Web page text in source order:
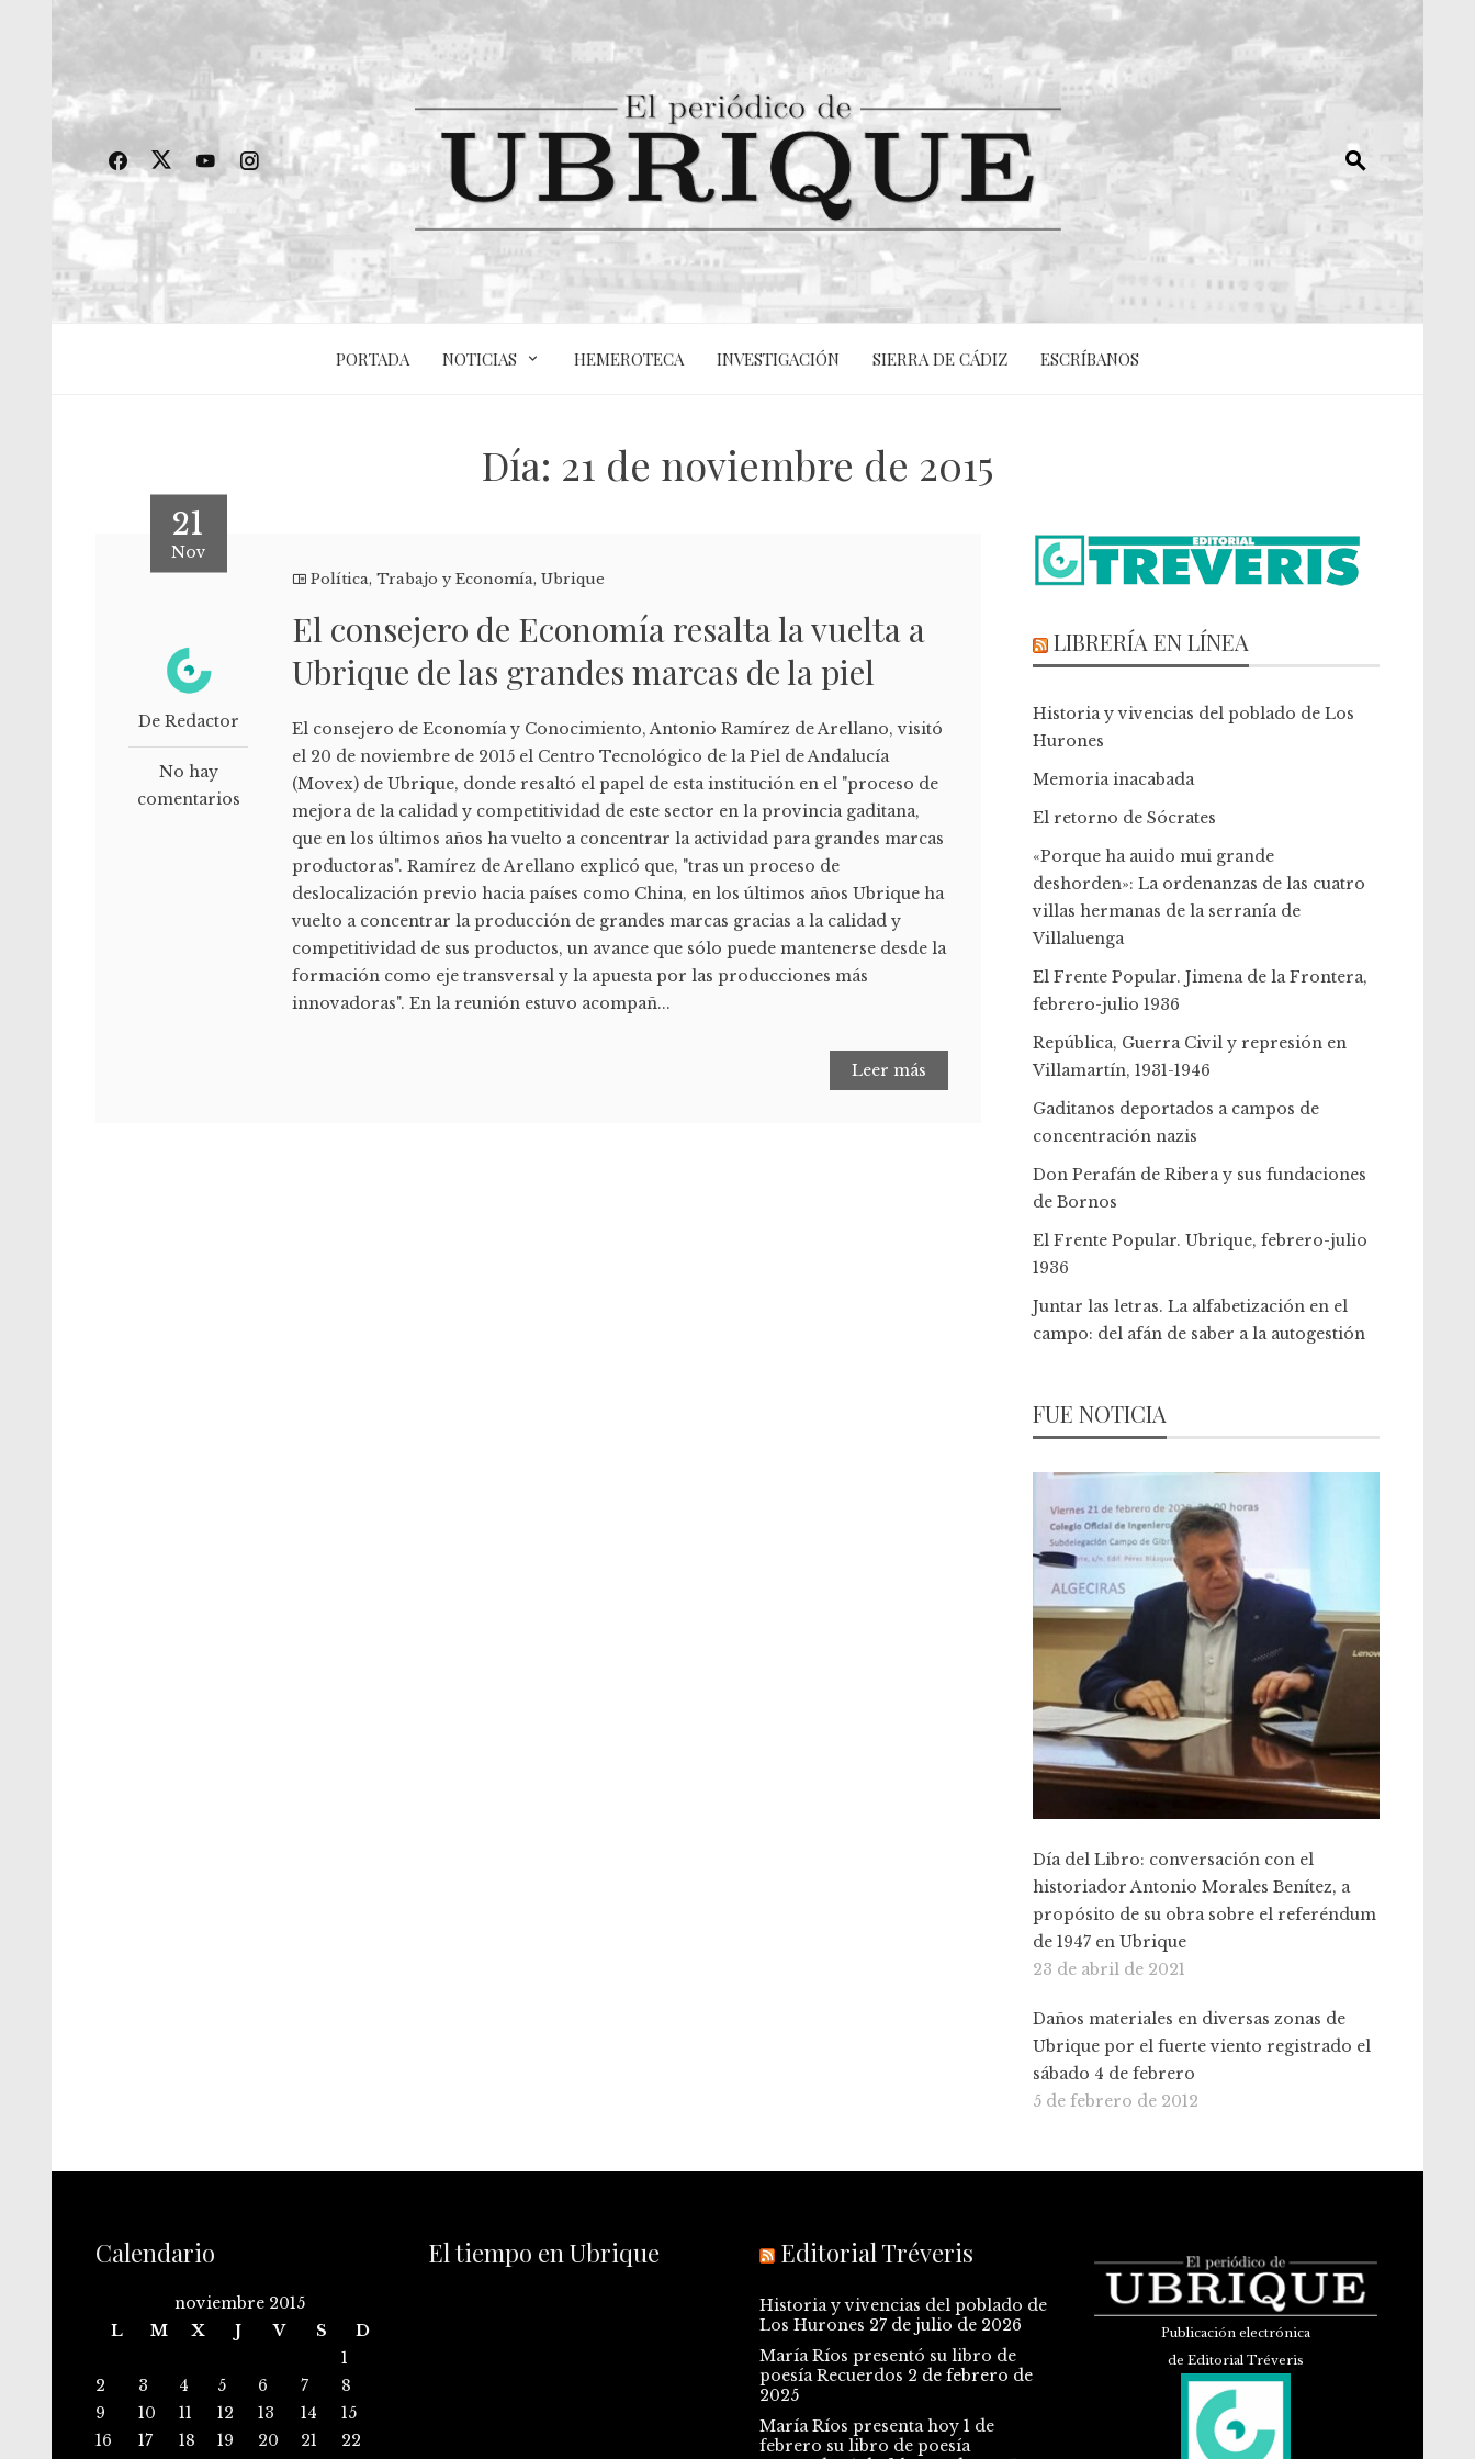
PORTADA NOTICIAS HEMEROTECA INVESTIGACIÓN SIERRA DE CÁDIZ ESCRÍBANOS
Día: 21 de noviembre de 2015
21
Nov
De Redactor
No hay
comentarios
Política,Trabajo y Economía,Ubrique
El consejero de Economía resalta la vuelta a
Ubrique de las grandes marcas de la piel
El consejero de Economía y Conocimiento, Antonio Ramírez de Arellano, visitó
el 20 de noviembre de 2015 el Centro Tecnológico de la Piel de Andalucía
(Movex) de Ubrique, donde resaltó el papel de esta institución en el "proceso de
mejora de la calidad y competitividad de este sector en la provincia gaditana,
que en los últimos años ha vuelto a concentrar la actividad para grandes marcas
productoras". Ramírez de Arellano explicó que, "tras un proceso de
deslocalización previo hacia países como China, en los últimos años Ubrique ha
vuelto a concentrar la producción de grandes marcas gracias a la calidad y
competitividad de sus productos, un avance que sólo puede mantenerse desde la
formación como eje transversal y la apuesta por las producciones más
innovadoras". En la reunión estuvo acompañ...
Leer más
LIBRERÍA EN LÍNEA
Historia y vivencias del poblado de Los
Hurones
Memoria inacabada
El retorno de Sócrates
«Porque ha auido mui grande
deshorden»: La ordenanzas de las cuatro
villas hermanas de la serranía de
Villaluenga
El Frente Popular. Jimena de la Frontera,
febrero-julio 1936
República, Guerra Civil y represión en
Villamartín, 1931-1946
Gaditanos deportados a campos de
concentración nazis
Don Perafán de Ribera y sus fundaciones
de Bornos
El Frente Popular. Ubrique, febrero-julio
1936
Juntar las letras. La alfabetización en el
campo: del afán de saber a la autogestión
FUE NOTICIA
Día del Libro: conversación con el
historiador Antonio Morales Benítez, a
propósito de su obra sobre el referéndum
de 1947 en Ubrique
23 de abril de 2021
Daños materiales en diversas zonas de
Ubrique por el fuerte viento registrado el
sábado 4 de febrero
5 de febrero de 2012
Calendario
noviembre 2015
L
M X J V S
D
1
2
3 4 5 6 7
8
9
10 11 12 13 14
15
16
17 18 19 20 21
22
El tiempo en Ubrique Editorial Tréveris
Historia y vivencias del poblado de
Los Hurones 27 de julio de 2026
María Ríos presentó su libro de
poesía Recuerdos 2 de febrero de
2025
María Ríos presenta hoy 1 de
febrero su libro de poesía
Publicación electrónica
de Editorial Tréveris